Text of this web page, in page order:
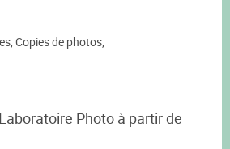
Copies de photos,
Photo à partir de